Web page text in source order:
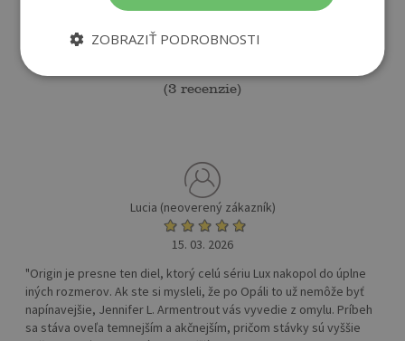
5 / 5
(3 recenzie)
Lucia (neoverený zákazník)
15. 03. 2026
"Origin je presne ten diel, ktorý celú sériu Lux nakopol do úplne
iných rozmerov. Ak ste si mysleli, že po Opáli to už nemôže byť
napínavejšie, Jennifer L. Armentrout vás vyvedie z omylu. Príbeh
sa stáva oveľa temnejším a akčnejším, pričom stávky sú vyššie
ZOBRAZIŤ PODROBNOSTI